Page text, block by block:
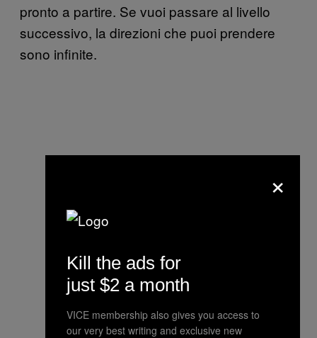
pronto a partire. Se vuoi passare al livello
successivo, la direzioni che puoi prendere
sono infinite.
×
Kill the ads for
just $2 a month
VICE membership also gives you access to
our very best writing and exclusive new